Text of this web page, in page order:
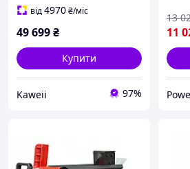
від4970₴/міс
49 699₴
Купити
Kaweii 97%
11
13